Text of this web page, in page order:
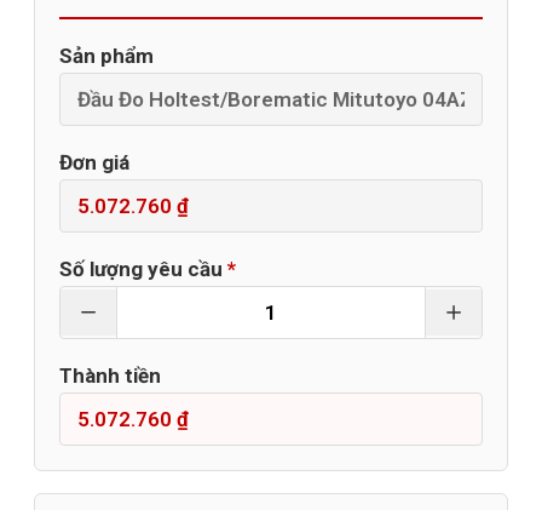
Sản phẩm
Đơn giá
Số lượng yêu cầu *
Thành tiền